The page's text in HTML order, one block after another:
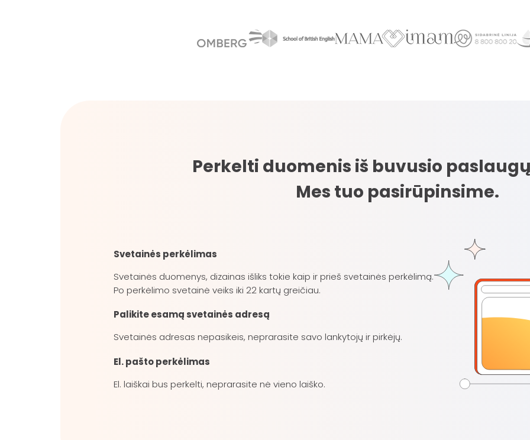
Perkelti duomenis iš buvusio
Mes tuo pasirūpinsime.
Svetainės perkėlimas
Svetainės duomenys, dizainas išliks tokie kaip ir prieš svetainės perkėlimą.
Po perkėlimo svetainė veiks iki 22 kartų greičiau.
Palikite esamą svetainės adresą
Svetainės adresas nepasikeis, neprarasite savo lankytojų ir pirkėjų.
El. pašto perkėlimas
El. laiškai bus perkelti, neprarasite nė vieno laiško.